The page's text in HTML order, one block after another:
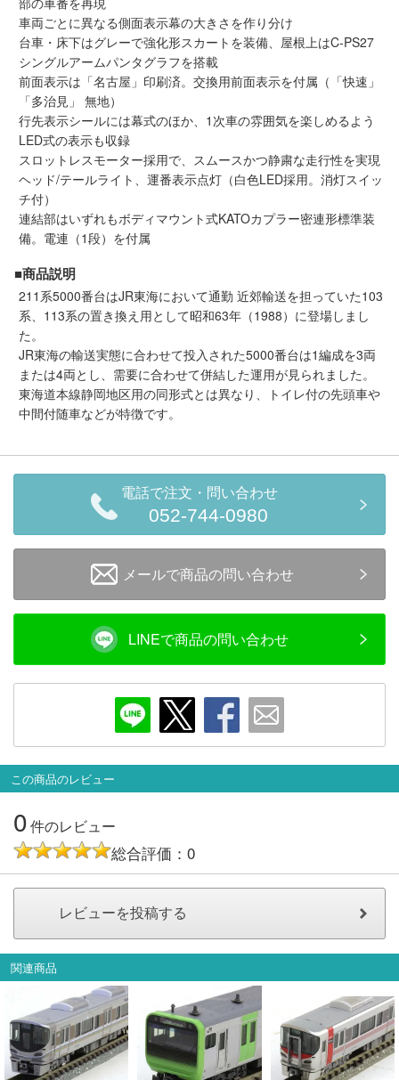
車両ごとに異なる側面表示幕の大きさを作り分け
台車・床下はグレーで強化形スカートを装備、屋根上はC-PS27
シングルアームパンタグラフを搭載
前面表示は「名古屋」印刷済。交換用前面表示を付属（「快速」
「多治見」 無地）
行先表示シールには幕式のほか、1次車の雰囲気を楽しめるよう
LED式の表示も収録
スロットレスモーター採用で、スムースかつ静粛な走行性を実現
ヘッド/テールライト、運番表示点灯（白色LED採用。消灯スイッ
チ付）
連結部はいずれもボディマウント式KATOカプラー密連形標準装
備。電連（1段）を付属
■商品説明
211系5000番台はJR東海において通勤 近郊輸送を担っていた103
系、113系の置き換え用として昭和63年（1988）に登場しまし
た。
JR東海の輸送実態に合わせて投入された5000番台は1編成を3両
または4両とし、需要に合わせて併結した運用が見られました。
東海道本線静岡地区用の同形式とは異なり、トイレ付の先頭車や
中間付随車などが特徴です。
電話で注文・問い合わせ
052-744-0980
メールで商品の問い合わせ
LINEで商品の問い合わせ
この商品のレビュー
0件のレビュー
総合評価：0
関連商品